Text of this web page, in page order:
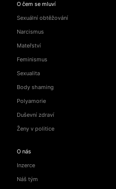
O čem se mluví
Sexuální obtěžování
Narcismus
Mateřství
Feminismus
Sexualita
Body shaming
Polyamorie
Duševní zdraví
Ženy v politice
O nás
Inzerce
Náš tým